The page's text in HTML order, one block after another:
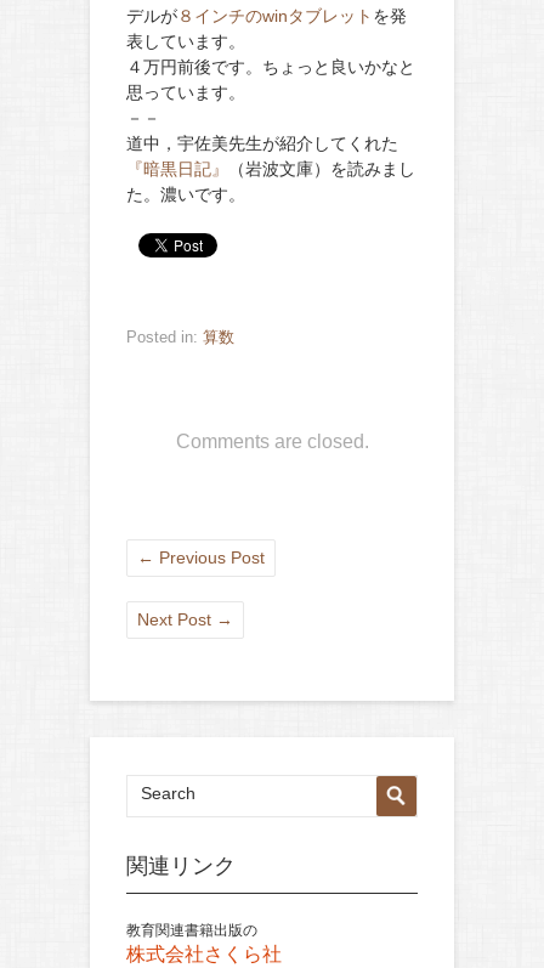
デルが８インチのwinタブレット を発
表しています。
４万円前後です。ちょっと良いかなと
思っています。
－－
道中，宇佐美先生が紹介してくれた
『暗黒日記』
（岩波文庫）を読みまし
た。濃いです。
Posted in: 算数
Comments are closed.
← Previous Post
Next Post →
関連リンク
教育関連書籍出版の
株式会社さくら社